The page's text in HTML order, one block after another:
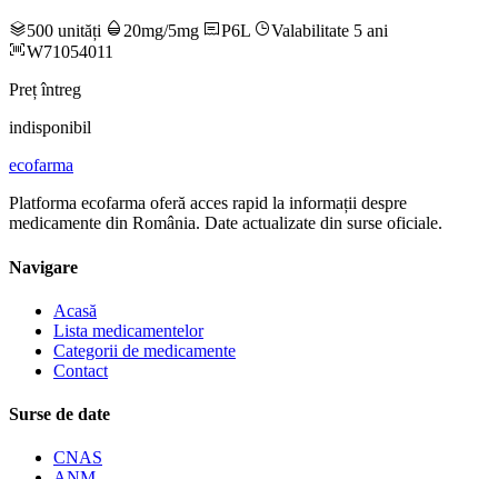
500 unități 20mg/5mg P6L
Valabilitate 5 ani
W71054011
Preț întreg
indisponibil
ecofarma
Platforma ecofarma oferă acces rapid la informații despre
medicamente din România. Date actualizate din surse oficiale.
Navigare
Acasă
Lista medicamentelor
Categorii de medicamente
Contact
Surse de date
CNAS